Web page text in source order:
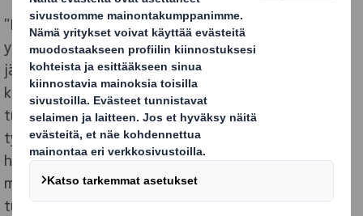
"Kesätyössäni näen aiempaa laajemmin, kuinka
yrityksessä toimitaan. Osaamista on kertynyt eri
järjestelmistä, lisäksi tietämys mm. raportoinnista,
käytettävistä mittareista, toiminnan seurannasta ja
tuotannon eri toiminnoista on kasvanut. Pidän
työssäni erityisesti siitä, kuinka voin peilata nykyisiä
haasteita projektiin ja tätä kautta pohtia sen
mukanaan tuomaa tulevaisuudenkuvaa." - Simo,
tuotannon projekti- & diplomityön tekijä